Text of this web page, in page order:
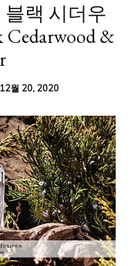
랙 시더우
&
12월 20, 2020